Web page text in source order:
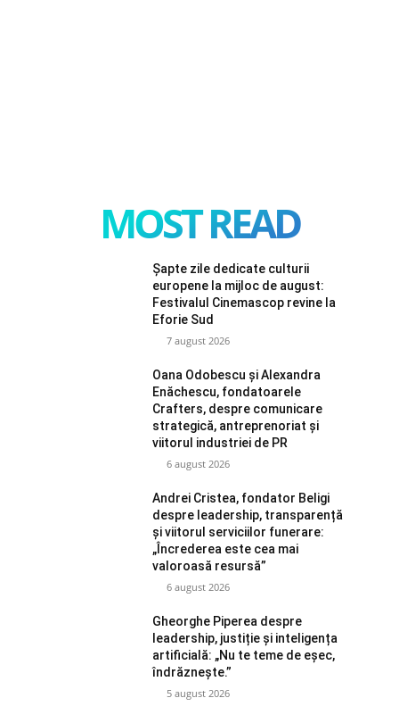
MOST READ
Șapte zile dedicate culturii
europene la mijloc de august:
Festivalul Cinemascop revine la
Eforie Sud
7 august 2026
Oana Odobescu și Alexandra
Enăchescu, fondatoarele
Crafters, despre comunicare
strategică, antreprenoriat și
viitorul industriei de PR
6 august 2026
Andrei Cristea, fondator Beligi
despre leadership, transparență
și viitorul serviciilor funerare:
„Încrederea este cea mai
valoroasă resursă”
6 august 2026
Gheorghe Piperea despre
leadership, justiție și inteligența
artificială: „Nu te teme de eșec,
îndrăznește.”
5 august 2026